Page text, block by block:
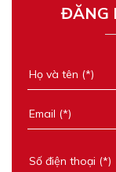
ĐĂNG